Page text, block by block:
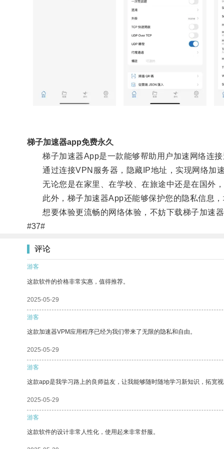
梯子加速器app免费永久
梯子加速器App是一款能够帮助用户加速网络连接
通过连接VPN服务器，隐藏IP地址，实现网络加
无论您是在家里、在学校、在旅途中还是在国外，
此外，梯子加速器App还能够保护您的隐私信息，
想要体验更流畅的网络体验，不妨下载梯子加速
#37#
评论
游客
这款软件的价格非常实惠，值得推荐。
2025-05-29
游客
这款加速器VPM应用程序已经为我们带来了无限的隐私和自由。
2025-05-29
游客
这款app是我学习路上的良师益友，让我能够随时随地学习新知识，拓宽
2025-05-29
游客
这款软件的设计非常人性化，使用起来非常舒服。